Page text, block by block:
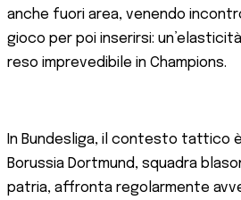
anche fuori area, venendo
gioco per poi inserirsi:
reso imprevedibile in Champions.
In Bundesliga, il contesto tattico
Borussia Dortmund, squadra
patria, affronta regolarmente